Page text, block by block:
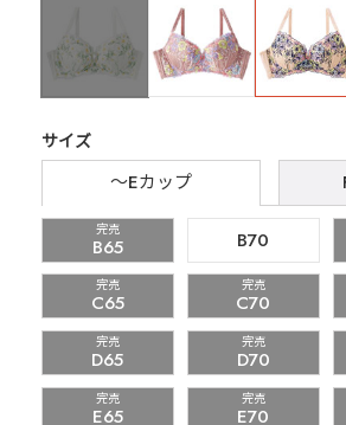
サイズ
～Eカップ
完売
B65 B70
完売
C65
完売
C70
完売
D65
完売
D70
完売
E65
完売
E70